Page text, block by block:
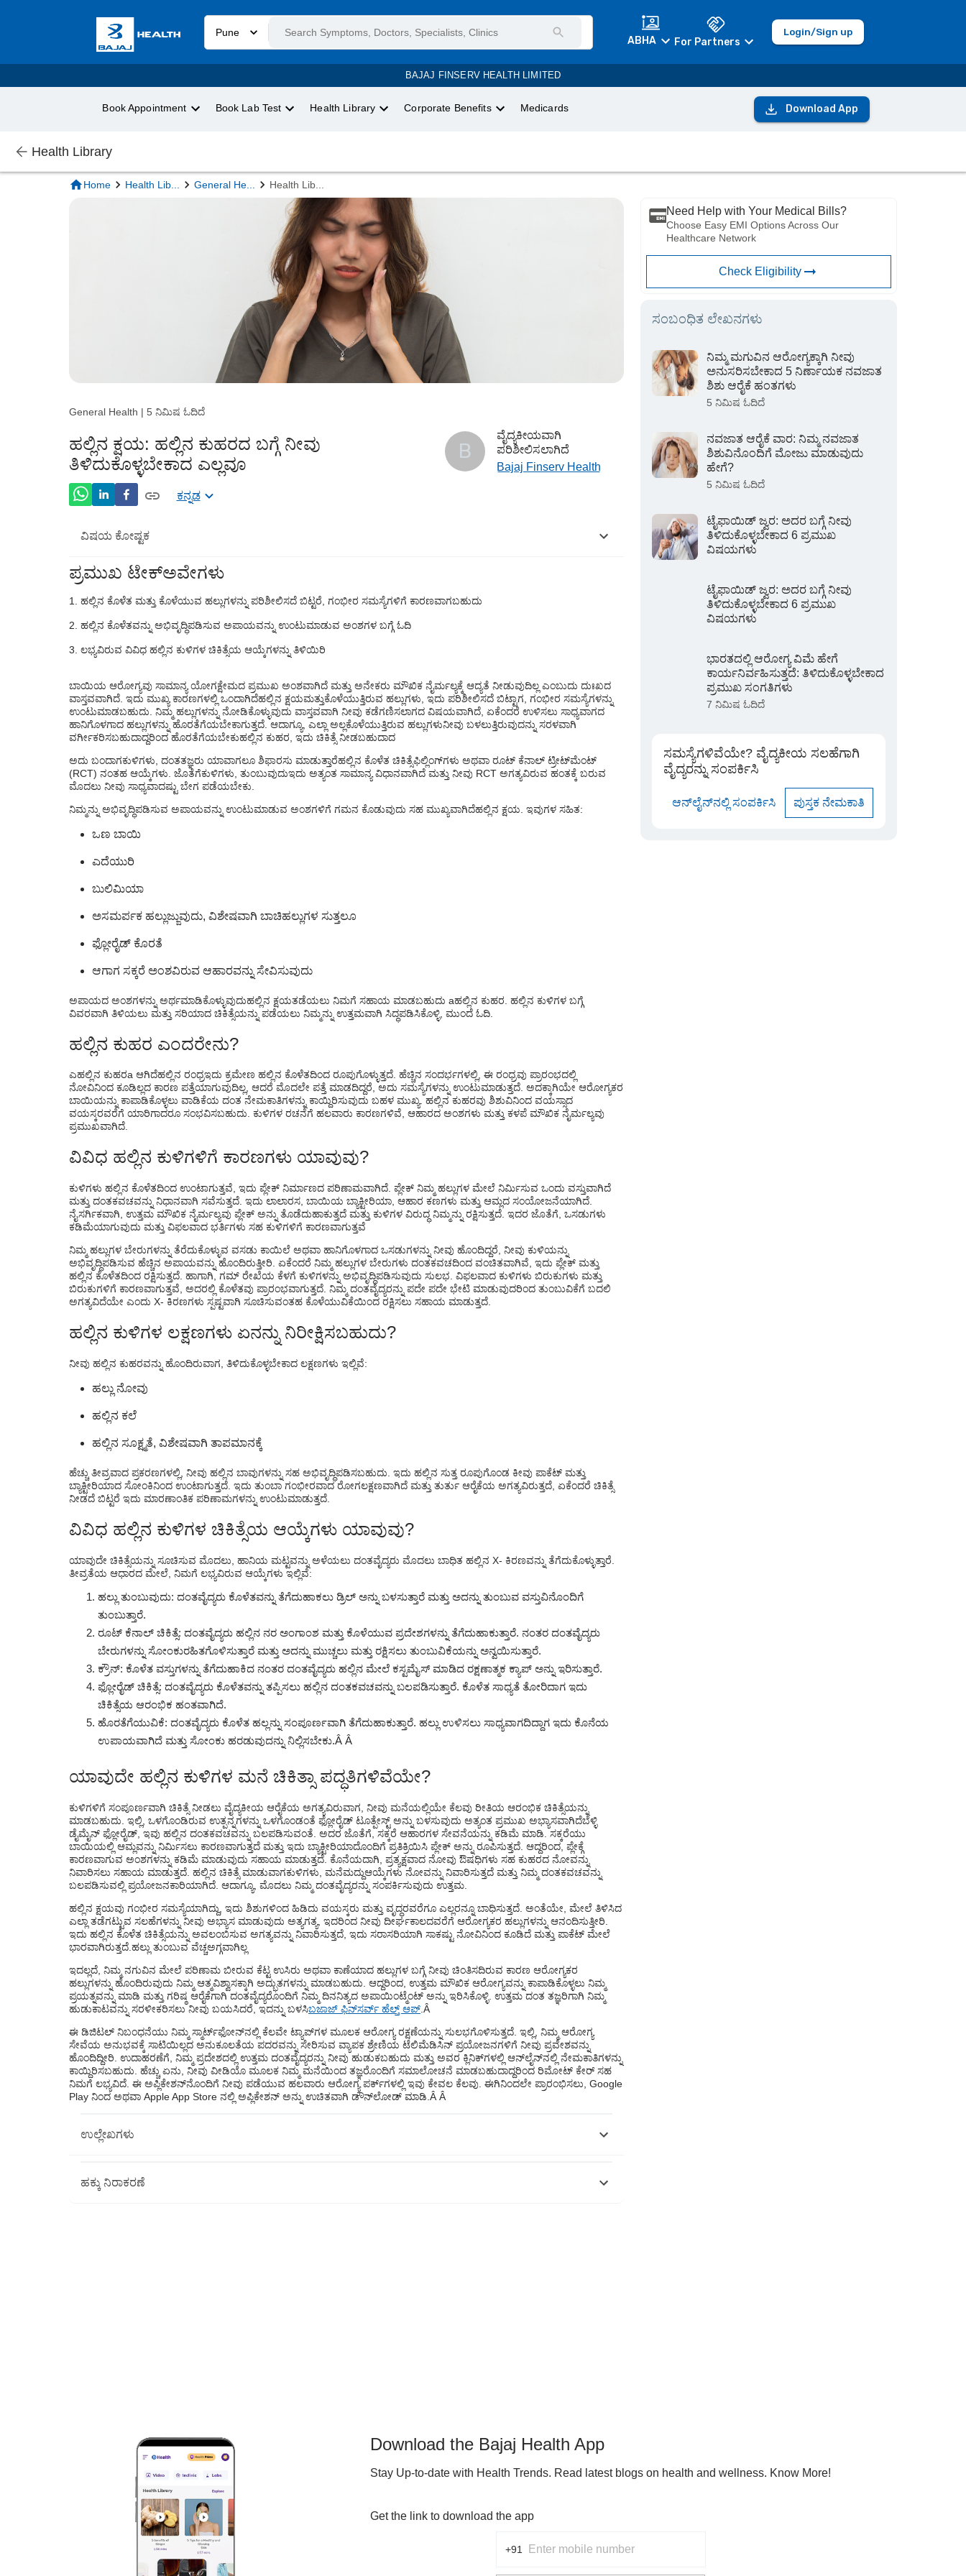
Pune
ABHA For Partners
Login/Sign up
BAJAJ FINSERV HEALTH LIMITED
Book Appointment Book Lab Test Health Library Corporate Benefits Medicards Download App
Health Library
Home Health Lib... General He... Health Lib...
General Health | 5 ನಿಮಿಷ ಓದಿದೆ
ಹಲ್ಲಿನ ಕ್ಷಯ: ಹಲ್ಲಿನ ಕುಹರದ ಬಗ್ಗೆ ನೀವು
ತಿಳಿದುಕೊಳ್ಳಬೇಕಾದ ಎಲ್ಲವೂ
B
ವೈದ್ಯಕೀಯವಾಗಿ
ಪರಿಶೀಲಿಸಲಾಗಿದೆ
Bajaj Finserv Health
ಕನ್ನಡ
ವಿಷಯ ಕೋಷ್ಟಕ
ಹಲ್ಲಿನ ಕುಹರ ಎಂದರೇನು?
ವಿವಿಧ ಹಲ್ಲಿನ ಕುಳಿಗಳಿಗೆ ಕಾರಣಗಳು ಯಾವುವು?
ಹಲ್ಲಿನ ಕುಳಿಗಳ ಲಕ್ಷಣಗಳು ಏನನ್ನು ನಿರೀಕ್ಷಿಸಬಹುದು?
ವಿವಿಧ ಹಲ್ಲಿನ ಕುಳಿಗಳ ಚಿಕಿತ್ಸೆಯ ಆಯ್ಕೆಗಳು ಯಾವುವು?
ಯಾವುದೇ ಹಲ್ಲಿನ ಕುಳಿಗಳ ಮನೆ ಚಿಕಿತ್ಸಾ ಪದ್ಧತಿಗಳಿವೆಯೇ?
ಪ್ರಮುಖ ಟೇಕ್ಅವೇಗಳು
ಹಲ್ಲಿನ ಕೊಳೆತ ಮತ್ತು ಕೊಳೆಯುವ ಹಲ್ಲುಗಳನ್ನು ಪರಿಶೀಲಿಸದೆ ಬಿಟ್ಟರೆ, ಗಂಭೀರ ಸಮಸ್ಯೆಗಳಿಗೆ ಕಾರಣವಾಗಬಹುದು
ಹಲ್ಲಿನ ಕೊಳೆತವನ್ನು ಅಭಿವೃದ್ಧಿಪಡಿಸುವ ಅಪಾಯವನ್ನು ಉಂಟುಮಾಡುವ ಅಂಶಗಳ ಬಗ್ಗೆ ಓದಿ
ಲಭ್ಯವಿರುವ ವಿವಿಧ ಹಲ್ಲಿನ ಕುಳಿಗಳ ಚಿಕಿತ್ಸೆಯ ಆಯ್ಕೆಗಳನ್ನು ತಿಳಿಯಿರಿ
ಬಾಯಿಯ ಆರೋಗ್ಯವು ಸಾಮಾನ್ಯ ಯೋಗಕ್ಷೇಮದ ಪ್ರಮುಖ ಅಂಶವಾಗಿದೆ ಮತ್ತು ಅನೇಕರು ಮೌಖಿಕ ನೈರ್ಮಲ್ಯಕ್ಕೆ ಆದ್ಯತೆ ನೀಡುವುದಿಲ್ಲ ಎಂಬುದು ದುಃಖದ
ವಾಸ್ತವವಾಗಿದೆ. ಇದು ಮುಖ್ಯ ಕಾರಣಗಳಲ್ಲಿ ಒಂದಾಗಿದೆಹಲ್ಲಿನ ಕ್ಷಯಮತ್ತುಕೊಳೆಯುತ್ತಿರುವ ಹಲ್ಲುಗಳು , ಇದು ಪರಿಶೀಲಿಸದೆ ಬಿಟ್ಟಾಗ, ಗಂಭೀರ ಸಮಸ್ಯೆಗಳನ್ನು
ಉಂಟುಮಾಡಬಹುದು. ನಿಮ್ಮ ಹಲ್ಲುಗಳನ್ನು ನೋಡಿಕೊಳ್ಳುವುದು ವಾಸ್ತವವಾಗಿ ನೀವು ಕಡೆಗಣಿಸಲಾಗದ ವಿಷಯವಾಗಿದೆ, ಏಕೆಂದರೆ ಉಳಿಸಲು ಸಾಧ್ಯವಾಗದ
ಹಾನಿಗೊಳಗಾದ ಹಲ್ಲುಗಳನ್ನು ಹೊರತೆಗೆಯಬೇಕಾಗುತ್ತದೆ. ಆದಾಗ್ಯೂ, ಎಲ್ಲಾ ಅಲ್ಲಕೊಳೆಯುತ್ತಿರುವ ಹಲ್ಲುಗಳುನೀವು ಬಳಲುತ್ತಿರುವುದನ್ನು ಸರಳವಾಗಿ
ವರ್ಗೀಕರಿಸಬಹುದಾದ್ದರಿಂದ ಹೊರತೆಗೆಯಬೇಕುಹಲ್ಲಿನ ಕುಹರ , ಇದು ಚಿಕಿತ್ಸೆ ನೀಡಬಹುದಾದ
ಅದು ಬಂದಾಗಕುಳಿಗಳು, ದಂತತಜ್ಞರು ಯಾವಾಗಲೂ ಶಿಫಾರಸು ಮಾಡುತ್ತಾರೆಹಲ್ಲಿನ ಕೊಳೆತ ಚಿಕಿತ್ಸೆಫಿಲ್ಲಿಂಗ್‌ಗಳು ಅಥವಾ ರೂಟ್ ಕೆನಾಲ್ ಟ್ರೀಟ್‌ಮೆಂಟ್
(RCT) ನಂತಹ ಆಯ್ಕೆಗಳು. ಜೊತೆಗೆಕುಳಿಗಳು, ತುಂಬುವುದುಇದು ಅತ್ಯಂತ ಸಾಮಾನ್ಯ ವಿಧಾನವಾಗಿದೆ ಮತ್ತು ನೀವು RCT ಅಗತ್ಯವಿರುವ ಹಂತಕ್ಕೆ ಬರುವ
ಮೊದಲು ನೀವು ಸಾಧ್ಯವಾದಷ್ಟು ಬೇಗ ಪಡೆಯಬೇಕು.
ನಿಮ್ಮನ್ನು ಅಭಿವೃದ್ಧಿಪಡಿಸುವ ಅಪಾಯವನ್ನು ಉಂಟುಮಾಡುವ ಅಂಶಗಳಿಗೆ ಗಮನ ಕೊಡುವುದು ಸಹ ಮುಖ್ಯವಾಗಿದೆಹಲ್ಲಿನ ಕ್ಷಯ . ಇವುಗಳ ಸಹಿತ:
ಒಣ ಬಾಯಿ
ಎದೆಯುರಿ
ಬುಲಿಮಿಯಾ
ಅಸಮರ್ಪಕ ಹಲ್ಲುಜ್ಜುವುದು, ವಿಶೇಷವಾಗಿ ಬಾಚಿಹಲ್ಲುಗಳ ಸುತ್ತಲೂ
ಫ್ಲೋರೈಡ್ ಕೊರತೆ
ಆಗಾಗ ಸಕ್ಕರೆ ಅಂಶವಿರುವ ಆಹಾರವನ್ನು ಸೇವಿಸುವುದು
ಅಪಾಯದ ಅಂಶಗಳನ್ನು ಅರ್ಥಮಾಡಿಕೊಳ್ಳುವುದುಹಲ್ಲಿನ ಕ್ಷಯತಡೆಯಲು ನಿಮಗೆ ಸಹಾಯ ಮಾಡಬಹುದು aಹಲ್ಲಿನ ಕುಹರ . ಹಲ್ಲಿನ ಕುಳಿಗಳ ಬಗ್ಗೆ
ವಿವರವಾಗಿ ತಿಳಿಯಲು ಮತ್ತು ಸರಿಯಾದ ಚಿಕಿತ್ಸೆಯನ್ನು ಪಡೆಯಲು ನಿಮ್ಮನ್ನು ಉತ್ತಮವಾಗಿ ಸಿದ್ಧಪಡಿಸಿಕೊಳ್ಳಿ, ಮುಂದೆ ಓದಿ.
ಹಲ್ಲಿನ ಕುಹರ ಎಂದರೇನು?
ಎಹಲ್ಲಿನ ಕುಹರa ಆಗಿದೆಹಲ್ಲಿನ ರಂಧ್ರಇದು ಕ್ರಮೇಣ ಹಲ್ಲಿನ ಕೊಳೆತದಿಂದ ರೂಪುಗೊಳ್ಳುತ್ತದೆ. ಹೆಚ್ಚಿನ ಸಂದರ್ಭಗಳಲ್ಲಿ, ಈ ರಂಧ್ರವು ಪ್ರಾರಂಭದಲ್ಲಿ
ನೋವಿನಿಂದ ಕೂಡಿಲ್ಲದ ಕಾರಣ ಪತ್ತೆಯಾಗುವುದಿಲ್ಲ, ಆದರೆ ಮೊದಲೇ ಪತ್ತೆ ಮಾಡದಿದ್ದರೆ, ಅದು ಸಮಸ್ಯೆಗಳನ್ನು ಉಂಟುಮಾಡುತ್ತದೆ. ಅದಕ್ಕಾಗಿಯೇ ಆರೋಗ್ಯಕರ
ಬಾಯಿಯನ್ನು ಕಾಪಾಡಿಕೊಳ್ಳಲು ವಾಡಿಕೆಯ ದಂತ ನೇಮಕಾತಿಗಳನ್ನು ಕಾಯ್ದಿರಿಸುವುದು ಬಹಳ ಮುಖ್ಯ. ಹಲ್ಲಿನ ಕುಹರವು ಶಿಶುವಿನಿಂದ ವಯಸ್ಸಾದ
ವಯಸ್ಕರವರೆಗೆ ಯಾರಿಗಾದರೂ ಸಂಭವಿಸಬಹುದು. ಕುಳಿಗಳ ರಚನೆಗೆ ಹಲವಾರು ಕಾರಣಗಳಿವೆ, ಆಹಾರದ ಅಂಶಗಳು ಮತ್ತು ಕಳಪೆ ಮೌಖಿಕ ನೈರ್ಮಲ್ಯವು
ಪ್ರಮುಖವಾಗಿದೆ.
ವಿವಿಧ ಹಲ್ಲಿನ ಕುಳಿಗಳಿಗೆ ಕಾರಣಗಳು ಯಾವುವು?
ಕುಳಿಗಳು ಹಲ್ಲಿನ ಕೊಳೆತದಿಂದ ಉಂಟಾಗುತ್ತವೆ, ಇದು ಪ್ಲೇಕ್ ನಿರ್ಮಾಣದ ಪರಿಣಾಮವಾಗಿದೆ. ಪ್ಲೇಕ್ ನಿಮ್ಮ ಹಲ್ಲುಗಳ ಮೇಲೆ ನಿರ್ಮಿಸುವ ಒಂದು ವಸ್ತುವಾಗಿದೆ
ಮತ್ತು ದಂತಕವಚವನ್ನು ನಿಧಾನವಾಗಿ ಸವೆಸುತ್ತದೆ. ಇದು ಲಾಲಾರಸ, ಬಾಯಿಯ ಬ್ಯಾಕ್ಟೀರಿಯಾ, ಆಹಾರ ಕಣಗಳು ಮತ್ತು ಆಮ್ಲದ ಸಂಯೋಜನೆಯಾಗಿದೆ.
ನೈಸರ್ಗಿಕವಾಗಿ, ಉತ್ತಮ ಮೌಖಿಕ ನೈರ್ಮಲ್ಯವು ಪ್ಲೇಕ್ ಅನ್ನು ತೊಡೆದುಹಾಕುತ್ತದೆ ಮತ್ತು ಕುಳಿಗಳ ವಿರುದ್ಧ ನಿಮ್ಮನ್ನು ರಕ್ಷಿಸುತ್ತದೆ. ಇದರ ಜೊತೆಗೆ, ಒಸಡುಗಳು
ಕಡಿಮೆಯಾಗುವುದು ಮತ್ತು ವಿಫಲವಾದ ಭರ್ತಿಗಳು ಸಹ ಕುಳಿಗಳಿಗೆ ಕಾರಣವಾಗುತ್ತವೆ
ನಿಮ್ಮ ಹಲ್ಲುಗಳ ಬೇರುಗಳನ್ನು ತೆರೆದುಕೊಳ್ಳುವ ವಸಡು ಕಾಯಿಲೆ ಅಥವಾ ಹಾನಿಗೊಳಗಾದ ಒಸಡುಗಳನ್ನು ನೀವು ಹೊಂದಿದ್ದರೆ, ನೀವು ಕುಳಿಯನ್ನು
ಅಭಿವೃದ್ಧಿಪಡಿಸುವ ಹೆಚ್ಚಿನ ಅಪಾಯವನ್ನು ಹೊಂದಿರುತ್ತೀರಿ. ಏಕೆಂದರೆ ನಿಮ್ಮ ಹಲ್ಲುಗಳ ಬೇರುಗಳು ದಂತಕವಚದಿಂದ ವಂಚಿತವಾಗಿವೆ, ಇದು ಪ್ಲೇಕ್ ಮತ್ತು
ಹಲ್ಲಿನ ಕೊಳೆತದಿಂದ ರಕ್ಷಿಸುತ್ತದೆ. ಹಾಗಾಗಿ, ಗಮ್ ರೇಖೆಯ ಕೆಳಗೆ ಕುಳಿಗಳನ್ನು ಅಭಿವೃದ್ಧಿಪಡಿಸುವುದು ಸುಲಭ. ವಿಫಲವಾದ ಕುಳಿಗಳು ಬಿರುಕುಗಳು ಮತ್ತು
ಬಿರುಕುಗಳಿಗೆ ಕಾರಣವಾಗುತ್ತವೆ, ಅದರಲ್ಲಿ ಕೊಳೆತವು ಪ್ರಾರಂಭವಾಗುತ್ತದೆ. ನಿಮ್ಮ ದಂತವೈದ್ಯರನ್ನು ಪದೇ ಪದೇ ಭೇಟಿ ಮಾಡುವುದರಿಂದ ತುಂಬುವಿಕೆಗೆ ಬದಲಿ
ಅಗತ್ಯವಿದೆಯೇ ಎಂದು X- ಕಿರಣಗಳು ಸ್ಪಷ್ಟವಾಗಿ ಸೂಚಿಸುವಂತಹ ಕೊಳೆಯುವಿಕೆಯಿಂದ ರಕ್ಷಿಸಲು ಸಹಾಯ ಮಾಡುತ್ತದೆ.
ಹಲ್ಲಿನ ಕುಳಿಗಳ ಲಕ್ಷಣಗಳು ಏನನ್ನು ನಿರೀಕ್ಷಿಸಬಹುದು?
ನೀವು ಹಲ್ಲಿನ ಕುಹರವನ್ನು ಹೊಂದಿರುವಾಗ, ತಿಳಿದುಕೊಳ್ಳಬೇಕಾದ ಲಕ್ಷಣಗಳು ಇಲ್ಲಿವೆ:
ಹಲ್ಲು ನೋವು
ಹಲ್ಲಿನ ಕಲೆ
ಹಲ್ಲಿನ ಸೂಕ್ಷ್ಮತೆ, ವಿಶೇಷವಾಗಿ ತಾಪಮಾನಕ್ಕೆ
ಹೆಚ್ಚು ತೀವ್ರವಾದ ಪ್ರಕರಣಗಳಲ್ಲಿ, ನೀವು ಹಲ್ಲಿನ ಬಾವುಗಳನ್ನು ಸಹ ಅಭಿವೃದ್ಧಿಪಡಿಸಬಹುದು. ಇದು ಹಲ್ಲಿನ ಸುತ್ತ ರೂಪುಗೊಂಡ ಕೀವು ಪಾಕೆಟ್ ಮತ್ತು
ಬ್ಯಾಕ್ಟೀರಿಯಾದ ಸೋಂಕಿನಿಂದ ಉಂಟಾಗುತ್ತದೆ. ಇದು ತುಂಬಾ ಗಂಭೀರವಾದ ರೋಗಲಕ್ಷಣವಾಗಿದೆ ಮತ್ತು ತುರ್ತು ಆರೈಕೆಯ ಅಗತ್ಯವಿರುತ್ತದೆ, ಏಕೆಂದರೆ ಚಿಕಿತ್ಸೆ
ನೀಡದೆ ಬಿಟ್ಟರೆ ಇದು ಮಾರಣಾಂತಿಕ ಪರಿಣಾಮಗಳನ್ನು ಉಂಟುಮಾಡುತ್ತದೆ.
ವಿವಿಧ ಹಲ್ಲಿನ ಕುಳಿಗಳ ಚಿಕಿತ್ಸೆಯ ಆಯ್ಕೆಗಳು ಯಾವುವು?
ಯಾವುದೇ ಚಿಕಿತ್ಸೆಯನ್ನು ಸೂಚಿಸುವ ಮೊದಲು, ಹಾನಿಯ ಮಟ್ಟವನ್ನು ಅಳೆಯಲು ದಂತವೈದ್ಯರು ಮೊದಲು ಬಾಧಿತ ಹಲ್ಲಿನ X- ಕಿರಣವನ್ನು ತೆಗೆದುಕೊಳ್ಳುತ್ತಾರೆ.
ತೀವ್ರತೆಯ ಆಧಾರದ ಮೇಲೆ, ನಿಮಗೆ ಲಭ್ಯವಿರುವ ಆಯ್ಕೆಗಳು ಇಲ್ಲಿವೆ:
ಹಲ್ಲು ತುಂಬುವುದು: ದಂತವೈದ್ಯರು ಕೊಳೆತವನ್ನು ತೆಗೆದುಹಾಕಲು ಡ್ರಿಲ್ ಅನ್ನು ಬಳಸುತ್ತಾರೆ ಮತ್ತು ಅದನ್ನು ತುಂಬುವ ವಸ್ತುವಿನೊಂದಿಗೆ
ತುಂಬುತ್ತಾರೆ.
ರೂಟ್ ಕೆನಾಲ್ ಚಿಕಿತ್ಸೆ: ದಂತವೈದ್ಯರು ಹಲ್ಲಿನ ನರ ಅಂಗಾಂಶ ಮತ್ತು ಕೊಳೆಯುವ ಪ್ರದೇಶಗಳನ್ನು ತೆಗೆದುಹಾಕುತ್ತಾರೆ. ನಂತರ ದಂತವೈದ್ಯರು
ಬೇರುಗಳನ್ನು ಸೋಂಕುರಹಿತಗೊಳಿಸುತ್ತಾರೆ ಮತ್ತು ಅದನ್ನು ಮುಚ್ಚಲು ಮತ್ತು ರಕ್ಷಿಸಲು ತುಂಬುವಿಕೆಯನ್ನು ಅನ್ವಯಿಸುತ್ತಾರೆ.
ಕ್ರೌನ್: ಕೊಳೆತ ವಸ್ತುಗಳನ್ನು ತೆಗೆದುಹಾಕಿದ ನಂತರ ದಂತವೈದ್ಯರು ಹಲ್ಲಿನ ಮೇಲೆ ಕಸ್ಟಮೈಸ್ ಮಾಡಿದ ರಕ್ಷಣಾತ್ಮಕ ಕ್ಯಾಪ್ ಅನ್ನು ಇರಿಸುತ್ತಾರೆ.
ಫ್ಲೋರೈಡ್ ಚಿಕಿತ್ಸೆ: ದಂತವೈದ್ಯರು ಕೊಳೆತವನ್ನು ತಪ್ಪಿಸಲು ಹಲ್ಲಿನ ದಂತಕವಚವನ್ನು ಬಲಪಡಿಸುತ್ತಾರೆ. ಕೊಳೆತ ಸಾಧ್ಯತೆ ತೋರಿದಾಗ ಇದು
ಚಿಕಿತ್ಸೆಯ ಆರಂಭಿಕ ಹಂತವಾಗಿದೆ.
ಹೊರತೆಗೆಯುವಿಕೆ: ದಂತವೈದ್ಯರು ಕೊಳೆತ ಹಲ್ಲನ್ನು ಸಂಪೂರ್ಣವಾಗಿ ತೆಗೆದುಹಾಕುತ್ತಾರೆ. ಹಲ್ಲು ಉಳಿಸಲು ಸಾಧ್ಯವಾಗದಿದ್ದಾಗ ಇದು ಕೊನೆಯ
ಉಪಾಯವಾಗಿದೆ ಮತ್ತು ಸೋಂಕು ಹರಡುವುದನ್ನು ನಿಲ್ಲಿಸಬೇಕು.Â Â
ಯಾವುದೇ ಹಲ್ಲಿನ ಕುಳಿಗಳ ಮನೆ ಚಿಕಿತ್ಸಾ ಪದ್ಧತಿಗಳಿವೆಯೇ?
ಕುಳಿಗಳಿಗೆ ಸಂಪೂರ್ಣವಾಗಿ ಚಿಕಿತ್ಸೆ ನೀಡಲು ವೈದ್ಯಕೀಯ ಆರೈಕೆಯ ಅಗತ್ಯವಿರುವಾಗ, ನೀವು ಮನೆಯಲ್ಲಿಯೇ ಕೆಲವು ರೀತಿಯ ಆರಂಭಿಕ ಚಿಕಿತ್ಸೆಯನ್ನು
ಮಾಡಬಹುದು. ಇಲ್ಲಿ, ಒಳಗೊಂಡಿರುವ ಉತ್ಪನ್ನಗಳನ್ನು ಒಳಗೊಂಡಂತೆ ಫ್ಲೋರೈಡ್ ಟೂತ್ಪೇಸ್ಟ್ ಅನ್ನು ಬಳಸುವುದು ಅತ್ಯಂತ ಪ್ರಮುಖ ಅಭ್ಯಾಸವಾಗಿದೆಬೆಳ್ಳಿ
ಡೈಮೈನ್ ಫ್ಲೋರೈಡ್ , ಇವು ಹಲ್ಲಿನ ದಂತಕವಚವನ್ನು ಬಲಪಡಿಸುವಂತೆ. ಅದರ ಜೊತೆಗೆ, ಸಕ್ಕರೆ ಆಹಾರಗಳ ಸೇವನೆಯನ್ನು ಕಡಿಮೆ ಮಾಡಿ. ಸಕ್ಕರೆಯು
ಬಾಯಿಯಲ್ಲಿ ಆಮ್ಲವನ್ನು ನಿರ್ಮಿಸಲು ಕಾರಣವಾಗುತ್ತದೆ ಮತ್ತು ಇದು ಬ್ಯಾಕ್ಟೀರಿಯಾದೊಂದಿಗೆ ಪ್ರತಿಕ್ರಿಯಿಸಿ ಪ್ಲೇಕ್ ಅನ್ನು ರೂಪಿಸುತ್ತದೆ. ಆದ್ದರಿಂದ, ಪ್ಲೇಕ್ಗೆ
ಕಾರಣವಾಗುವ ಅಂಶಗಳನ್ನು ಕಡಿಮೆ ಮಾಡುವುದು ಸಹಾಯ ಮಾಡುತ್ತದೆ. ಕೊನೆಯದಾಗಿ, ಪ್ರತ್ಯಕ್ಷವಾದ ನೋವು ಔಷಧಿಗಳು ಸಹ ಕುಹರದ ನೋವನ್ನು
ನಿವಾರಿಸಲು ಸಹಾಯ ಮಾಡುತ್ತದೆ. ಹಲ್ಲಿನ ಚಿಕಿತ್ಸೆ ಮಾಡುವಾಗಕುಳಿಗಳು, ಮನೆಮದ್ದುಆಯ್ಕೆಗಳು ನೋವನ್ನು ನಿವಾರಿಸುತ್ತದೆ ಮತ್ತು ನಿಮ್ಮ ದಂತಕವಚವನ್ನು
ಬಲಪಡಿಸುವಲ್ಲಿ ಪ್ರಯೋಜನಕಾರಿಯಾಗಿದೆ. ಆದಾಗ್ಯೂ, ಮೊದಲು ನಿಮ್ಮ ದಂತವೈದ್ಯರನ್ನು ಸಂಪರ್ಕಿಸುವುದು ಉತ್ತಮ.
ಹಲ್ಲಿನ ಕ್ಷಯವು ಗಂಭೀರ ಸಮಸ್ಯೆಯಾಗಿದ್ದು, ಇದು ಶಿಶುಗಳಿಂದ ಹಿಡಿದು ವಯಸ್ಕರು ಮತ್ತು ವೃದ್ಧರವರೆಗೂ ಎಲ್ಲರನ್ನೂ ಬಾಧಿಸುತ್ತದೆ. ಅಂತೆಯೇ, ಮೇಲೆ ತಿಳಿಸಿದ
ಎಲ್ಲಾ ತಡೆಗಟ್ಟುವ ಸಲಹೆಗಳನ್ನು ನೀವು ಅಭ್ಯಾಸ ಮಾಡುವುದು ಅತ್ಯಗತ್ಯ, ಇದರಿಂದ ನೀವು ದೀರ್ಘಕಾಲದವರೆಗೆ ಆರೋಗ್ಯಕರ ಹಲ್ಲುಗಳನ್ನು ಆನಂದಿಸುತ್ತೀರಿ.
ಇದು ಹಲ್ಲಿನ ಕೊಳೆತ ಚಿಕಿತ್ಸೆಯನ್ನು ಅವಲಂಬಿಸುವ ಅಗತ್ಯವನ್ನು ನಿವಾರಿಸುತ್ತದೆ, ಇದು ಸರಾಸರಿಯಾಗಿ ಸಾಕಷ್ಟು ನೋವಿನಿಂದ ಕೂಡಿದೆ ಮತ್ತು ಪಾಕೆಟ್ ಮೇಲೆ
ಭಾರವಾಗಿರುತ್ತದೆ. ಹಲ್ಲು ತುಂಬುವ ವೆಚ್ಚಅಗ್ಗವಾಗಿಲ್ಲ
ಇದಲ್ಲದೆ, ನಿಮ್ಮ ನಗುವಿನ ಮೇಲೆ ಪರಿಣಾಮ ಬೀರುವ ಕೆಟ್ಟ ಉಸಿರು ಅಥವಾ ಕಾಣೆಯಾದ ಹಲ್ಲುಗಳ ಬಗ್ಗೆ ನೀವು ಚಿಂತಿಸದಿರುವ ಕಾರಣ ಆರೋಗ್ಯಕರ
ಹಲ್ಲುಗಳನ್ನು ಹೊಂದಿರುವುದು ನಿಮ್ಮ ಆತ್ಮವಿಶ್ವಾಸಕ್ಕಾಗಿ ಅದ್ಭುತಗಳನ್ನು ಮಾಡಬಹುದು. ಆದ್ದರಿಂದ, ಉತ್ತಮ ಮೌಖಿಕ ಆರೋಗ್ಯವನ್ನು ಕಾಪಾಡಿಕೊಳ್ಳಲು ನಿಮ್ಮ
ಪ್ರಯತ್ನವನ್ನು ಮಾಡಿ ಮತ್ತು ಗರಿಷ್ಠ ಆರೈಕೆಗಾಗಿ ದಂತವೈದ್ಯರೊಂದಿಗೆ ನಿಮ್ಮ ದಿನನಿತ್ಯದ ಅಪಾಯಿಂಟ್ಮೆಂಟ್ ಅನ್ನು ಇರಿಸಿಕೊಳ್ಳಿ. ಉತ್ತಮ ದಂತ ತಜ್ಞರಿಗಾಗಿ ನಿಮ್ಮ
ಹುಡುಕಾಟವನ್ನು ಸರಳೀಕರಿಸಲು ನೀವು ಬಯಸಿದರೆ, ಇದನ್ನು ಬಳಸಿಬಜಾಜ್ ಫಿನ್‌ಸರ್ವ್ ಹೆಲ್ತ್ ಆಪ್ .Â
ಈ ಡಿಜಿಟಲ್ ನಿಬಂಧನೆಯು ನಿಮ್ಮ ಸ್ಮಾರ್ಟ್‌ಫೋನ್‌ನಲ್ಲಿ ಕೆಲವೇ ಟ್ಯಾಪ್‌ಗಳ ಮೂಲಕ ಆರೋಗ್ಯ ರಕ್ಷಣೆಯನ್ನು ಸುಲಭಗೊಳಿಸುತ್ತದೆ. ಇಲ್ಲಿ, ನಿಮ್ಮ ಆರೋಗ್ಯ
ಸೇವೆಯ ಅನುಭವಕ್ಕೆ ಸಾಟಿಯಿಲ್ಲದ ಅನುಕೂಲತೆಯ ಪದರವನ್ನು ಸೇರಿಸುವ ವ್ಯಾಪಕ ಶ್ರೇಣಿಯ ಟೆಲಿಮೆಡಿಸಿನ್ ಪ್ರಯೋಜನಗಳಿಗೆ ನೀವು ಪ್ರವೇಶವನ್ನು
ಹೊಂದಿದ್ದೀರಿ. ಉದಾಹರಣೆಗೆ, ನಿಮ್ಮ ಪ್ರದೇಶದಲ್ಲಿ ಉತ್ತಮ ದಂತವೈದ್ಯರನ್ನು ನೀವು ಹುಡುಕಬಹುದು ಮತ್ತು ಅವರ ಕ್ಲಿನಿಕ್‌ಗಳಲ್ಲಿ ಆನ್‌ಲೈನ್‌ನಲ್ಲಿ ನೇಮಕಾತಿಗಳನ್ನು
ಕಾಯ್ದಿರಿಸಬಹುದು. ಹೆಚ್ಚು ಏನು, ನೀವು ವೀಡಿಯೊ ಮೂಲಕ ನಿಮ್ಮ ಮನೆಯಿಂದ ತಜ್ಞರೊಂದಿಗೆ ಸಮಾಲೋಚನೆ ಮಾಡಬಹುದಾದ್ದರಿಂದ ರಿಮೋಟ್ ಕೇರ್ ಸಹ
ನಿಮಗೆ ಲಭ್ಯವಿದೆ. ಈ ಅಪ್ಲಿಕೇಶನ್‌ನೊಂದಿಗೆ ನೀವು ಪಡೆಯುವ ಹಲವಾರು ಆರೋಗ್ಯ ಪರ್ಕ್‌ಗಳಲ್ಲಿ ಇವು ಕೇವಲ ಕೆಲವು. ಈಗಿನಿಂದಲೇ ಪ್ರಾರಂಭಿಸಲು, Google
Play ನಿಂದ ಅಥವಾ Apple App Store ನಲ್ಲಿ ಅಪ್ಲಿಕೇಶನ್ ಅನ್ನು ಉಚಿತವಾಗಿ ಡೌನ್‌ಲೋಡ್ ಮಾಡಿ.Â Â
ಉಲ್ಲೇಖಗಳು
ಹಕ್ಕು ನಿರಾಕರಣೆ
Need Help with Your Medical Bills?
Choose Easy EMI Options Across Our
Healthcare Network
Check Eligibility
ಸಂಬಂಧಿತ ಲೇಖನಗಳು
ನಿಮ್ಮ ಮಗುವಿನ ಆರೋಗ್ಯಕ್ಕಾಗಿ ನೀವು
ಅನುಸರಿಸಬೇಕಾದ 5 ನಿರ್ಣಾಯಕ ನವಜಾತ
ಶಿಶು ಆರೈಕೆ ಹಂತಗಳು
5 ನಿಮಿಷ ಓದಿದೆ
ನವಜಾತ ಆರೈಕೆ ವಾರ: ನಿಮ್ಮ ನವಜಾತ
ಶಿಶುವಿನೊಂದಿಗೆ ಮೋಜು ಮಾಡುವುದು
ಹೇಗೆ?
5 ನಿಮಿಷ ಓದಿದೆ
ಟೈಫಾಯಿಡ್ ಜ್ವರ: ಅದರ ಬಗ್ಗೆ ನೀವು
ತಿಳಿದುಕೊಳ್ಳಬೇಕಾದ 6 ಪ್ರಮುಖ
ವಿಷಯಗಳು
ಟೈಫಾಯಿಡ್ ಜ್ವರ: ಅದರ ಬಗ್ಗೆ ನೀವು
ತಿಳಿದುಕೊಳ್ಳಬೇಕಾದ 6 ಪ್ರಮುಖ
ವಿಷಯಗಳು
ಭಾರತದಲ್ಲಿ ಆರೋಗ್ಯ ವಿಮೆ ಹೇಗೆ
ಕಾರ್ಯನಿರ್ವಹಿಸುತ್ತದೆ: ತಿಳಿದುಕೊಳ್ಳಬೇಕಾದ
ಪ್ರಮುಖ ಸಂಗತಿಗಳು
7 ನಿಮಿಷ ಓದಿದೆ
ಸಮಸ್ಯೆಗಳಿವೆಯೇ? ವೈದ್ಯಕೀಯ ಸಲಹೆಗಾಗಿ
ವೈದ್ಯರನ್ನು ಸಂಪರ್ಕಿಸಿ
ಆನ್‌ಲೈನ್‌ನಲ್ಲಿ ಸಂಪರ್ಕಿಸಿ ಪುಸ್ತಕ ನೇಮಕಾತಿ
Download the Bajaj Health App
Stay Up-to-date with Health Trends. Read latest blogs on health and wellness. Know More!
Get the link to download the app
+91